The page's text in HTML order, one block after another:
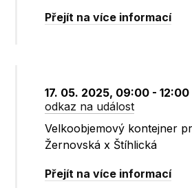
Přejít na více informací
17. 05. 2025, 09:00 - 12:00
odkaz na událost
Velkoobjemový kontejner
Žernovská x Štíhlická
Přejít na více informací